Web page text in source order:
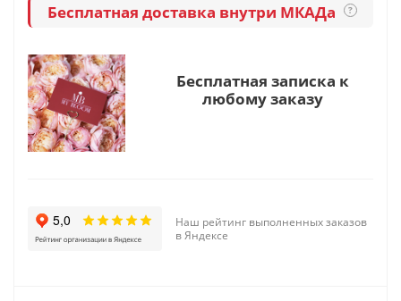
Бесплатная доставка внутри МКАДа ?
Бесплатная записка к
любому заказу
Наш рейтинг выполненных заказов
в Яндексе